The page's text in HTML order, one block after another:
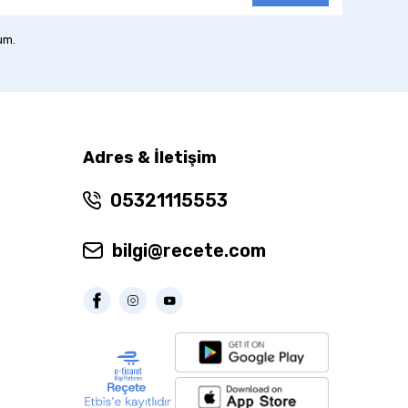
Adres & İletişim
05321115553
bilgi@recete.com